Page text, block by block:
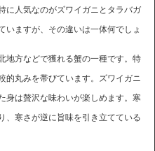
に人気なのがズワイガニとタラバガ
いますが、その違いは一体何でしょ
地方などで獲れる蟹の一種です。特
的丸みを帯びています。ズワイガニ
身は贅沢な味わいが楽しめます。寒
、寒さが逆に旨味を引き立てている